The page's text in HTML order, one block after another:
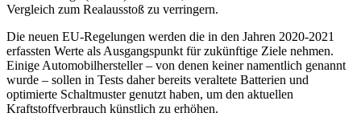
Vergleich zum Realausstoß zu verringern.
Die neuen EU-Regelungen werden die in den Jahren 2020-2021
erfassten Werte als Ausgangspunkt für zukünftige Ziele nehmen.
Einige Automobilhersteller – von denen keiner namentlich genannt
wurde – sollen in Tests daher bereits veraltete Batterien und
optimierte Schaltmuster genutzt haben, um den aktuellen
Kraftstoffverbrauch künstlich zu erhöhen.